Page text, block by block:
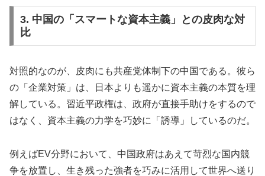
3. 中国の「スマートな資本主義」との皮肉な対
比
対照的なのが、皮肉にも共産党体制下の中国である。彼ら
の「企業対策」は、日本よりも遥かに資本主義の本質を理
解している。習近平政権は、政府が直接手助けをするので
はなく、資本主義の力学を巧妙に「誘導」しているのだ。
例えばEV分野において、中国政府はあえて苛烈な国内競
争を放置し、生き残った強者を巧みに活用して世界へ送り